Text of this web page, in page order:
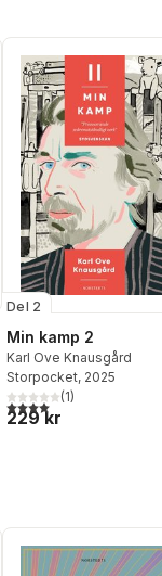
röster:
Del 2
Min kamp 2
Karl Ove Knausgård
Storpocket, 2025
4,0utav 5 stjärnor.
(1)
229 kr